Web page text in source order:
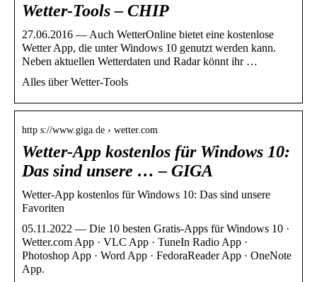
Wetter-Tools – CHIP
27.06.2016 — Auch WetterOnline bietet eine kostenlose
Wetter App, die unter Windows 10 genutzt werden kann.
Neben aktuellen Wetterdaten und Radar könnt ihr …
Alles über Wetter-Tools
http s://www.giga.de › wetter.com
Wetter-App kostenlos für Windows 10:
Das sind unsere … – GIGA
Wetter-App kostenlos für Windows 10: Das sind unsere
Favoriten
05.11.2022 — Die 10 besten Gratis-Apps für Windows 10 ·
Wetter.com App · VLC App · TuneIn Radio App ·
Photoshop App · Word App · FedoraReader App · OneNote
App.